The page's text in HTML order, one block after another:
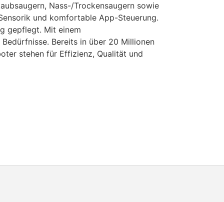
Nass-/Trockensaugern sowie
und komfortable App-Steuerung.
gepflegt. Mit einem
Bereits in über 20 Millionen
stehen für Effizienz, Qualität und